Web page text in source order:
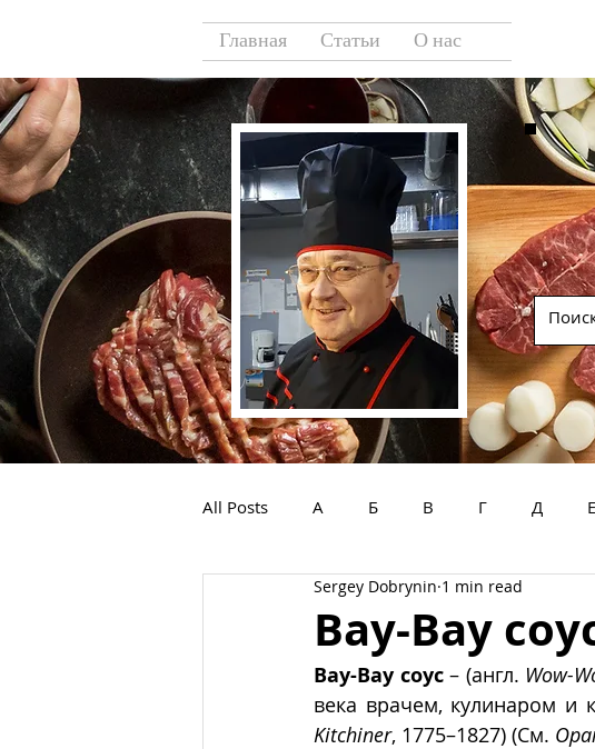
Главная Статьи О нас
All Posts А Б В Г Д Е
У Ф Х
Вау-Вау
Sergey Dobrynin 1 min read
Вау-Вау соус – (англ. Wow-
века врачем, кулинаром и
Kitchiner, 1775–1827) (См.